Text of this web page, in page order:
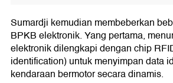
Sumardji kemudian membeberkan
BPKB elektronik. Yang pertama,
elektronik dilengkapi dengan chip
identification) untuk menyimpan data
kendaraan bermotor secara dinamis.